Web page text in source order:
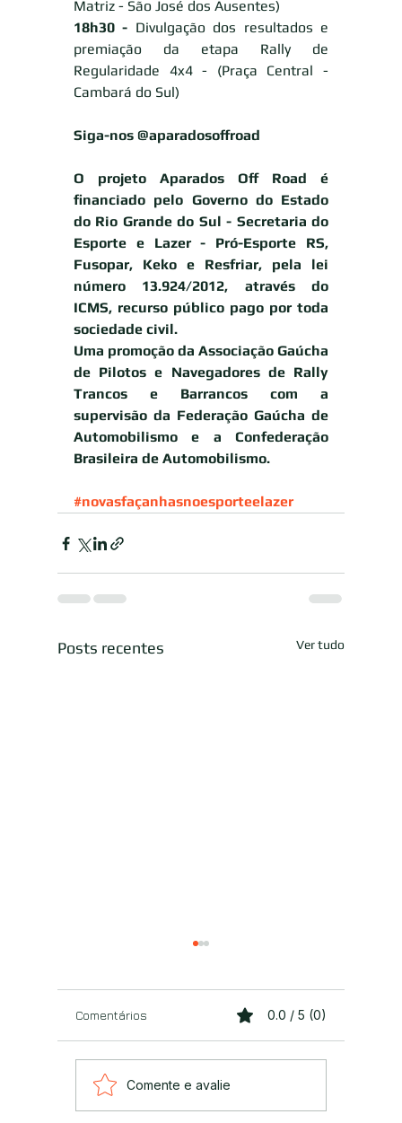
Matriz - São José dos Ausentes)
18h30 - Divulgação dos resultados e
premiação da etapa Rally de
Regularidade 4x4 - (Praça Central -
Cambará do Sul)
Siga-nos @aparadosoffroad
O projeto Aparados Off Road é
financiado pelo Governo do Estado
do Rio Grande do Sul - Secretaria do
Esporte e Lazer - Pró-Esporte RS,
Fusopar, Keko e Resfriar, pela lei
número 13.924/2012, através do
ICMS, recurso público pago por toda
sociedade civil.
Uma promoção da Associação Gaúcha
de Pilotos e Navegadores de Rally
Trancos e Barrancos com a
supervisão da Federação Gaúcha de
Automobilismo e a Confederação
Brasileira de Automobilismo.
#novasfaçanhasnoesporteelazer
Posts recentes Ver tudo
Começou o levantamento
Comentários 0.0 / 5 (0)
Comente e avalie